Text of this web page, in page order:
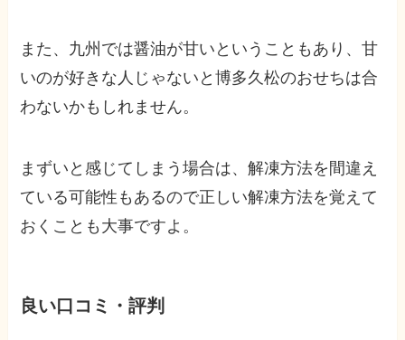
また、九州では醤油が甘いということもあり、甘
いのが好きな人じゃないと博多久松のおせちは合
わないかもしれません。
まずいと感じてしまう場合は、解凍方法を間違え
ている可能性もあるので正しい解凍方法を覚えて
おくことも大事ですよ。
良い口コミ・評判